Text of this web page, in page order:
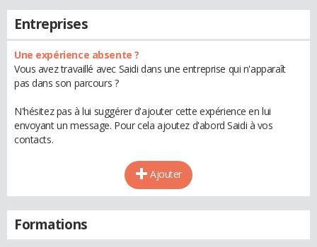
Entreprises
Une expérience absente ?
Vous avez travaillé avec Saidi dans une entreprise qui n'apparaît
pas dans son parcours ?
N'hésitez pas à lui suggérer d'ajouter cette expérience en lui
envoyant un message. Pour cela ajoutez d'abord Saidi à vos
contacts.
Ajouter
Formations